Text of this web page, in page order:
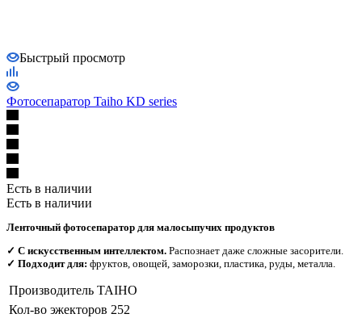
Быстрый просмотр
Фотосепаратор Taiho KD series
Есть в наличии
Есть в наличии
Ленточный фотосепаратор для малосыпучих продуктов
✓ С искусственным интеллектом. Распознает даже сложные засорители.
✓ Подходит для: фруктов, овощей, заморозки, пластика, руды, металла.
Производитель TAIHO
Кол-во эжекторов 252